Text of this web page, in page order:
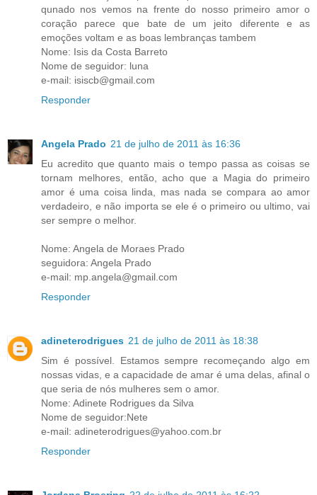
qunado nos vemos na frente do nosso primeiro amor o
coração parece que bate de um jeito diferente e as
emoções voltam e as boas lembranças tambem
Nome: Isis da Costa Barreto
Nome de seguidor: luna
e-mail: isiscb@gmail.com
Responder
Angela Prado 21 de julho de 2011 às 16:36
Eu acredito que quanto mais o tempo passa as coisas se
tornam melhores, então, acho que a Magia do primeiro
amor é uma coisa linda, mas nada se compara ao amor
verdadeiro, e não importa se ele é o primeiro ou ultimo, vai
ser sempre o melhor.
Nome: Angela de Moraes Prado
seguidora: Angela Prado
e-mail: mp.angela@gmail.com
Responder
adineterodrigues 21 de julho de 2011 às 18:38
Sim é possível. Estamos sempre recomeçando algo em
nossas vidas, e a capacidade de amar é uma delas, afinal o
que seria de nós mulheres sem o amor.
Nome: Adinete Rodrigues da Silva
Nome de seguidor:Nete
e-mail: adineterodrigues@yahoo.com.br
Responder